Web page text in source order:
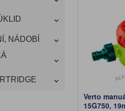
NÁDOBÍ
Verto
15G750,